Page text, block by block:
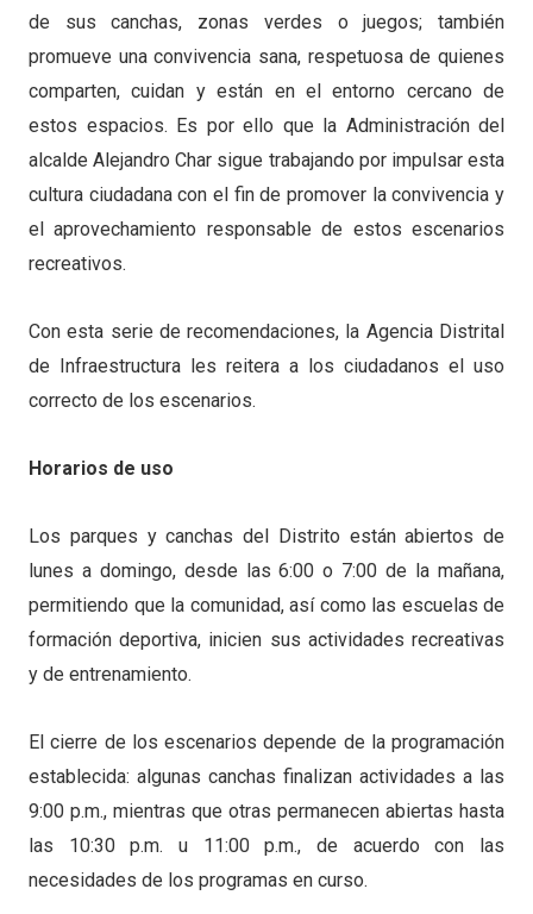
de sus canchas, zonas verdes o juegos; también
promueve una convivencia sana, respetuosa de quienes
comparten, cuidan y están en el entorno cercano de
estos espacios. Es por ello que la Administración del
alcalde Alejandro Char sigue trabajando por impulsar esta
cultura ciudadana con el fin de promover la convivencia y
el aprovechamiento responsable de estos escenarios
recreativos.
Con esta serie de recomendaciones, la Agencia Distrital
de Infraestructura les reitera a los ciudadanos el uso
correcto de los escenarios.
Horarios de uso
Los parques y canchas del Distrito están abiertos de
lunes a domingo, desde las 6:00 o 7:00 de la mañana,
permitiendo que la comunidad, así como las escuelas de
formación deportiva, inicien sus actividades recreativas
y de entrenamiento.
El cierre de los escenarios depende de la programación
establecida: algunas canchas finalizan actividades a las
9:00 p.m., mientras que otras permanecen abiertas hasta
las 10:30 p.m. u 11:00 p.m., de acuerdo con las
necesidades de los programas en curso.